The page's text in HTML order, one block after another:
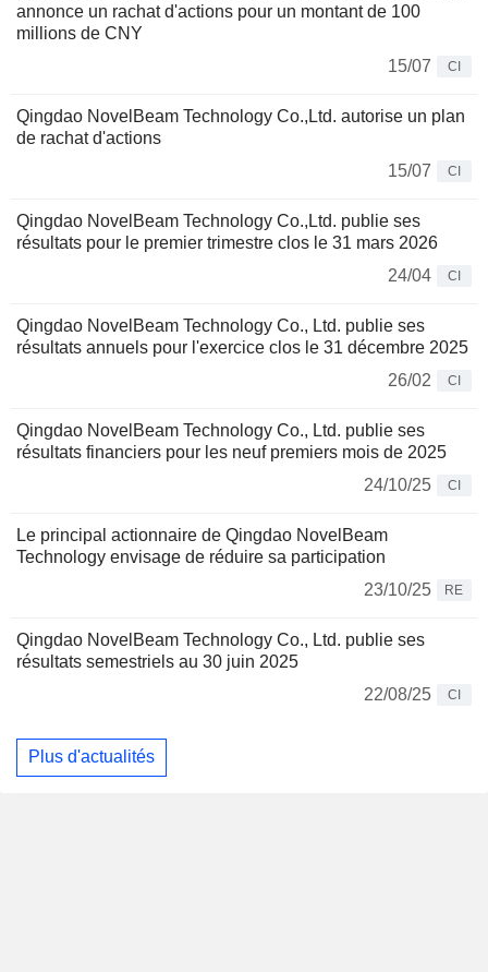
annonce un rachat d'actions pour un montant de 100
millions de CNY
15/07
CI
Qingdao NovelBeam Technology Co.,Ltd. autorise un plan
de rachat d'actions
15/07
CI
Qingdao NovelBeam Technology Co.,Ltd. publie ses
résultats pour le premier trimestre clos le 31 mars 2026
24/04
CI
Qingdao NovelBeam Technology Co., Ltd. publie ses
résultats annuels pour l'exercice clos le 31 décembre 2025
26/02
CI
Qingdao NovelBeam Technology Co., Ltd. publie ses
résultats financiers pour les neuf premiers mois de 2025
24/10/25
CI
Le principal actionnaire de Qingdao NovelBeam
Technology envisage de réduire sa participation
23/10/25
RE
Qingdao NovelBeam Technology Co., Ltd. publie ses
résultats semestriels au 30 juin 2025
22/08/25
CI
Plus d'actualités